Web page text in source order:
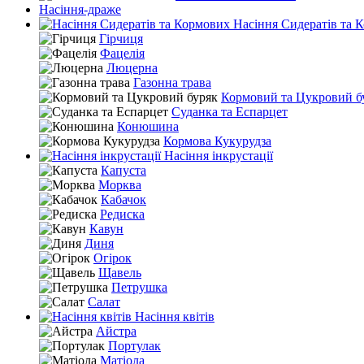
Насіння-драже
Насіння Сидератів та
Гірчиця
Фацелія
Люцерна
Газонна трава
Кормовий та Цукровий
Суданка та Еспарцет
Конюшина
Кормова Кукурудза
Насіння інкрустації
Капуста
Морква
Кабачок
Редиска
Кавун
Диня
Огірок
Щавель
Петрушка
Салат
Насіння квітів
Айстра
Портулак
Матіола